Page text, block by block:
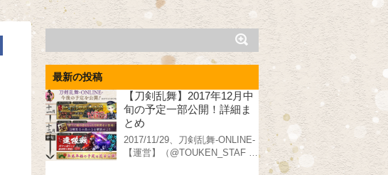
最新の投稿
【刀剣乱舞】2017年12月中
旬の予定一部公開！詳細ま
とめ
2017/11/29、刀剣乱舞-ONLINE-
【運営】（@TOUKEN_STAF …